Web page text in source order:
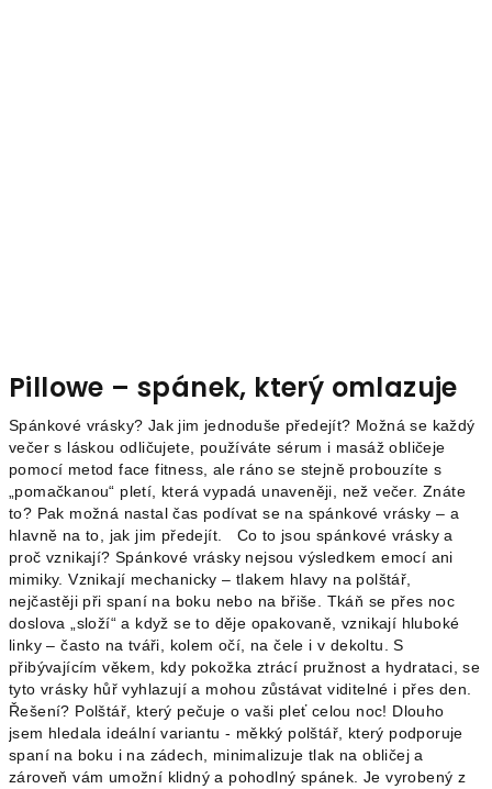
Pillowe – spánek, který omlazuje
Spánkové vrásky? Jak jim jednoduše předejít? Možná se každý
večer s láskou odličujete, používáte sérum i masáž obličeje
pomocí metod face fitness, ale ráno se stejně probouzíte s
„pomačkanou“ pletí, která vypadá unaveněji, než večer. Znáte
to? Pak možná nastal čas podívat se na spánkové vrásky – a
hlavně na to, jak jim předejít. Co to jsou spánkové vrásky a
proč vznikají? Spánkové vrásky nejsou výsledkem emocí ani
mimiky. Vznikají mechanicky – tlakem hlavy na polštář,
nejčastěji při spaní na boku nebo na břiše. Tkáň se přes noc
doslova „složí“ a když se to děje opakovaně, vznikají hluboké
linky – často na tváři, kolem očí, na čele i v dekoltu. S
přibývajícím věkem, kdy pokožka ztrácí pružnost a hydrataci, se
tyto vrásky hůř vyhlazují a mohou zůstávat viditelné i přes den.
Řešení? Polštář, který pečuje o vaši pleť celou noc! Dlouho
jsem hledala ideální variantu - měkký polštář, který podporuje
spaní na boku i na zádech, minimalizuje tlak na obličej a
zároveň vám umožní klidný a pohodlný spánek. Je vyrobený z